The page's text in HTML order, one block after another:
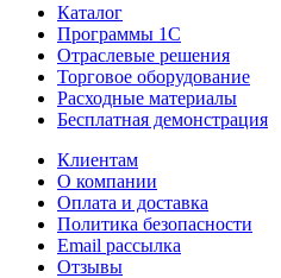
Каталог
Программы 1С
Отраслевые решения
Торговое оборудование
Расходные материалы
Бесплатная демонстрация
Клиентам
О компании
Оплата и доставка
Политика безопасности
Email рассылка
Отзывы